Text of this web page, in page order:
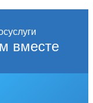
вместе